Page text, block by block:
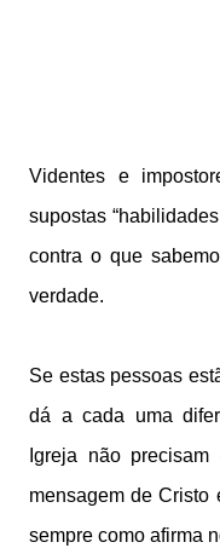
Videntes e
supostas
contra o que
verdade.
Se estas pessoas
dá a cada uma
Igreja não
mensagem de Cristo
sempre como afirma